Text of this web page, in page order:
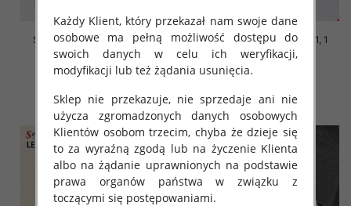
Szpilki damskie Roz 36-41, 1
kolor Paczka 12 szt
48.00 zł
szczegóły
Szpilki damskie Roz 36-41, 1
kolor Paczka 12 szt
48.00 zł
szczegóły
Każdy Klient, który przekazał nam swoje dane
osobowe ma pełną możliwość dostępu do
swoich danych w celu ich weryfikacji,
modyfikacji lub też żądania usunięcia.
Sklep nie przekazuje, nie sprzedaje ani nie
użycza zgromadzonych danych osobowych
Klientów osobom trzecim, chyba że dzieje się
to za wyraźną zgodą lub na życzenie Klienta
albo na żądanie uprawnionych na podstawie
prawa organów państwa w związku z
toczącymi się postępowaniami.